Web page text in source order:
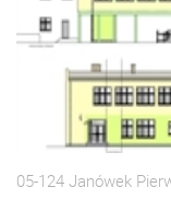
05-124 Janówek